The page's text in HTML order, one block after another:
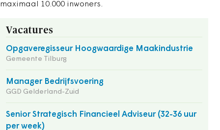
maximaal 10.000 inwoners.
Vacatures
Opgaveregisseur Hoogwaardige Maakindustrie
Gemeente Tilburg
Manager Bedrijfsvoering
GGD Gelderland-Zuid
Senior Strategisch Financieel Adviseur (32-36 uur
per week)